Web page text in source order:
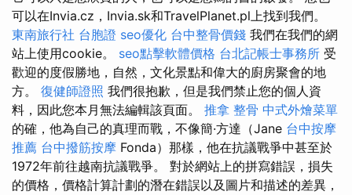
可以在Invia.cz，Invia.sk和TravelPlanet.pl上找到我們。
東南旅行社 台胞證 seo優化 台中整骨價錢 我們在我們的網
站上使用cookie。 seo點擊軟體價格 台北記帳士事務所 受
歡迎的度假勝地，自然，文化景點和偉大的廚房聚會的地
方。 復健師證照 我們很抱歉，但是我們禁止您的個人資
料，因此您本月無法編輯該頁面。 推拿 整骨 中式外燴菜單
的確，他為自己的真理而戰，不像簡·方達（Jane 台中按摩
推薦 台中撥筋按摩 Fonda）那樣，他在抗議戰爭中甚至於
1972年前往越南抗議戰爭。 對於網站上的拼寫錯誤，損失
的價格，價格計算計劃的潛在錯誤以及圖片和描述的差異，